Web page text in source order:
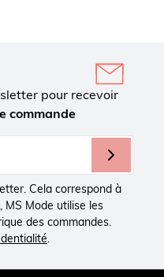
pour recevoir
commande
Cela correspond à
MS Mode utilise les
des commandes.
.